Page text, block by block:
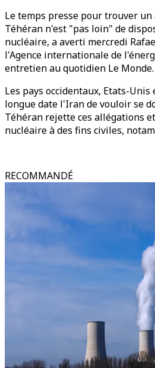
Le temps presse pour trouver un
Téhéran n'est "pas loin" de
nucléaire, a averti mercredi
l'Agence internationale de
entretien au quotidien Le Monde.
Les pays occidentaux, Etats-
longue date l'Iran de vouloir se
Téhéran rejette ces allégations
nucléaire à des fins civiles,
RECOMMANDÉ